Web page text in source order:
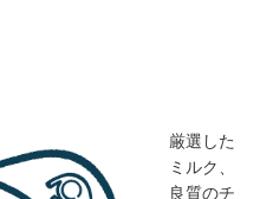
厳選した
ミルク、
良質のチ